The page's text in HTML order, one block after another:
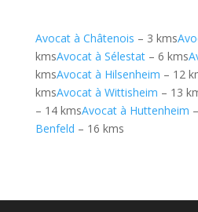
Avocat à Châtenois – 3 kms
kmsAvocat à Sélestat– 6 kms
kmsAvocat à Hilsenheim – 12
kmsAvocat à Wittisheim – 13
– 14 kmsAvocat à Huttenheim
Benfeld – 16 kms